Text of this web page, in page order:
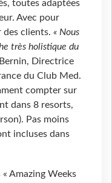
toutes adaptées
Avec pour
clients. « Nous
très holistique du
Directrice
du Club Med.
compter sur
dans 8 resorts,
Pas moins
incluses dans
Amazing Weeks